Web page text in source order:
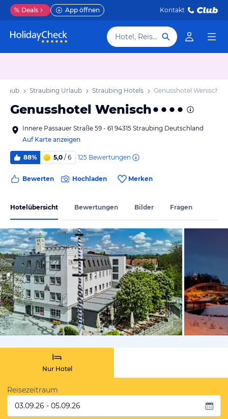
% Deals App öffnen Kontakt
Hotel, Reiseziel
Straubing Urlaub Straubing Hotels Genusshotel Wenisch
Genusshotel Wenisch
Innere Passauer Straße 59 - 61 94315 Straubing Deutschland
Auf Karte anzeigen
88% 5,0 / 6 125 Bewertungen
Bewerten Hochladen Merken
Hotelübersicht Bewertungen Bilder Fragen
vom
Nur Hotel
Reisezeitraum
03.09.26 - 05.09.26